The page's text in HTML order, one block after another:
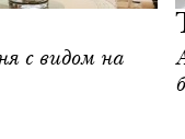
с видом на